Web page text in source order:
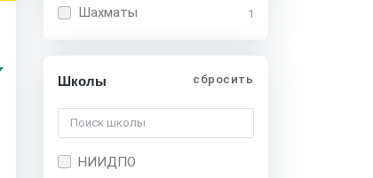
Шахматы 1
Школы сбросить
НИИДПО